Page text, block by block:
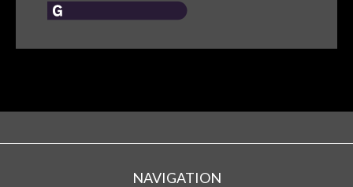
NAVIGATION